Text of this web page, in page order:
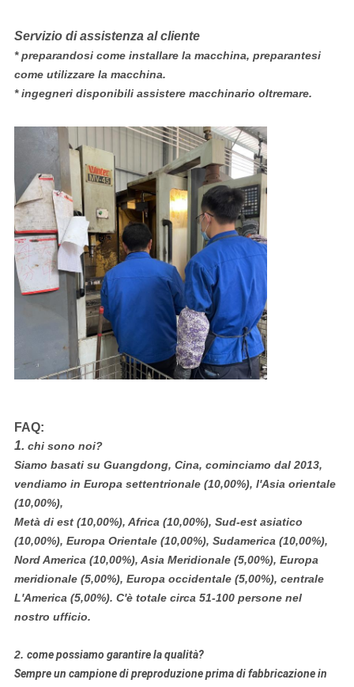
Servizio di assistenza al cliente
* preparandosi come installare la macchina, preparantesi
come utilizzare la macchina.
* ingegneri disponibili assistere macchinario oltremare.
FAQ:
1. chi sono noi?
Siamo basati su Guangdong, Cina, cominciamo dal 2013,
vendiamo in Europa settentrionale (10,00%), l'Asia orientale
(10,00%),
Metà di est (10,00%), Africa (10,00%), Sud-est asiatico
(10,00%), Europa Orientale (10,00%), Sudamerica (10,00%),
Nord America (10,00%), Asia Meridionale (5,00%), Europa
meridionale (5,00%), Europa occidentale (5,00%), centrale
L'America (5,00%). C'è totale circa 51-100 persone nel
nostro ufficio.
2. come possiamo garantire la qualità?
Sempre un campione di preproduzione prima di fabbricazione in